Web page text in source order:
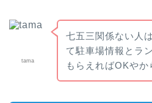
tama
七五三関係ない人
て駐車場情報とラ
もらえればOKやか